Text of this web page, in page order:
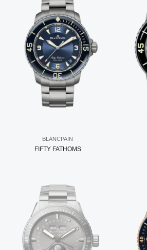
BLANCPAIN
FIFTY FATHOMS